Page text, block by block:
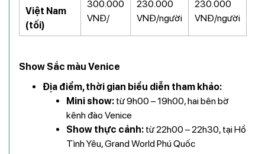
Việt Nam
(tối)
300.000
VNĐ/
230.000
VNĐ/người
230.000
VNĐ/người
Show Sắc màu Venice
Địa điểm, thời gian biểu diễn tham khảo:
Mini show: từ 9h00 – 19h00, hai bên bờ
kênh đào Venice
Show thực cảnh: từ 22h00 – 22h30, tại Hồ
Tình Yêu, Grand World Phú Quốc